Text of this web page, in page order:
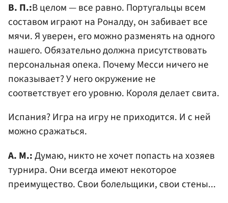
В. П.:В целом — все равно. Португальцы всем
составом играют на Роналду, он забивает все
мячи. Я уверен, его можно разменять на одного
нашего. Обязательно должна присутствовать
персональная опека. Почему Месси ничего не
показывает? У него окружение не
соответствует его уровню. Короля делает свита.
Испания? Игра на игру не приходится. И с ней
можно сражаться.
А. М.:Думаю, никто не хочет попасть на хозяев
турнира. Они всегда имеют некоторое
преимущество. Свои болельщики, свои стены...